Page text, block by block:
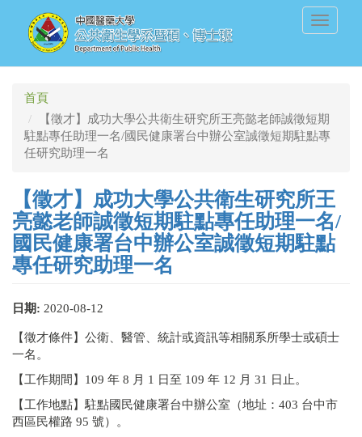
Toggle
首頁
【徵才】成功大學公共衛生研究所王亮懿老師誠徵短期
駐點專任助理一名/國民健康署台中辦公室誠徵短期駐點專
任研究助理一名
【徵才】成功大學公共衛生研究所王
亮懿老師誠徵短期駐點專任助理一名/
國民健康署台中辦公室誠徵短期駐點
專任研究助理一名
日期: 2020-08-12
【徵才條件】公衛、醫管、統計或資訊等相關系所學士或碩士
一名。
【工作期間】109 年 8 月 1 日至 109 年 12 月 31 日止。
【工作地點】駐點國民健康署台中辦公室（地址：403 台中市
西區民權路 95 號）。